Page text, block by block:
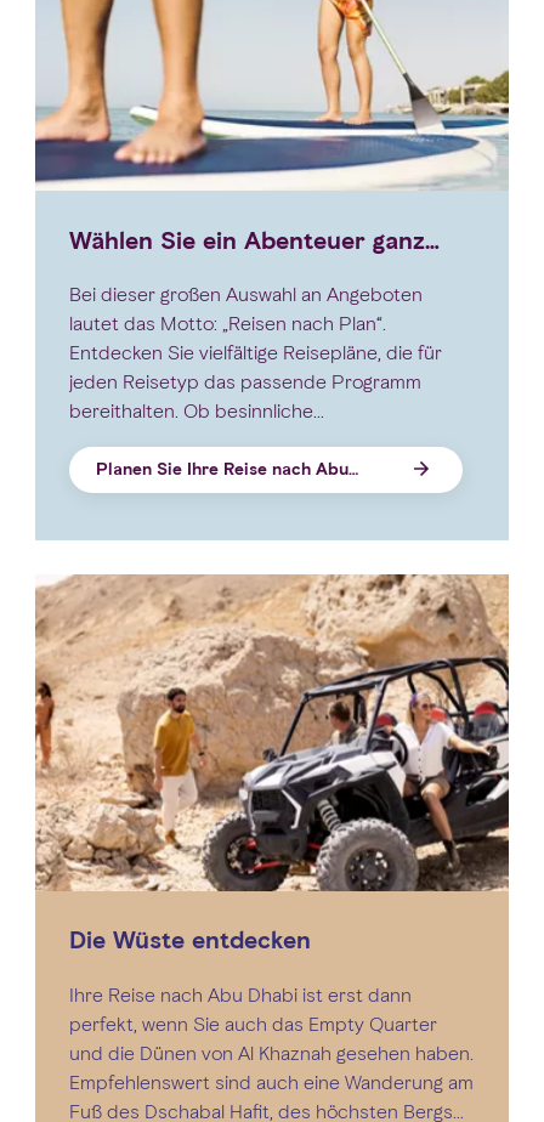
Reisepläne
Wählen Sie ein Abenteuer ganz
Bei dieser großen Auswahl an Angeboten
lautet das Motto: „Reisen nach Plan“.
Entdecken Sie vielfältige Reisepläne, die für
jeden Reisetyp das passende Programm
bereithalten. Ob besinnliche
in der Wüste, familienfreundlicher Inselspaß
oder unübertroffener Luxus, beginnen Sie
Planen Sie Ihre Reise nach Abu
Dhabi
Die Wüste entdecken
Ihre Reise nach Abu Dhabi ist erst dann
perfekt, wenn Sie auch das Empty Quarter
und die Dünen von Al Khaznah gesehen haben.
Empfehlenswert sind auch eine Wanderung am
Fuß des Dschabal Hafit, des höchsten Bergs